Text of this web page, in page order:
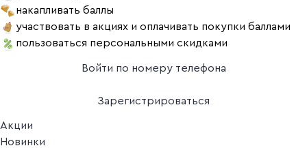
накапливать баллы
участвовать в акциях и оплачивать покупки баллами
пользоваться персональными скидками
Войти по номеру телефона
Зарегистрироваться
Акции
Новинки